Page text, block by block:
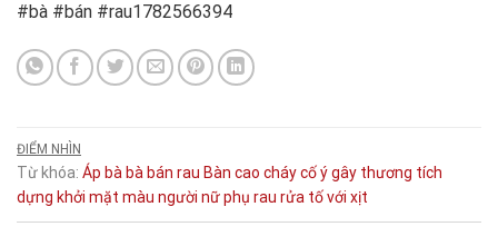
#bà #bán #rau1782566394
ĐIỂM NHÌN
Từ khóa: Áp bà bà bán rau Bàn cao cháycố ý gây thương tích
dựng khởi mặt màu người nữphụ rau rửa tốvới xịt